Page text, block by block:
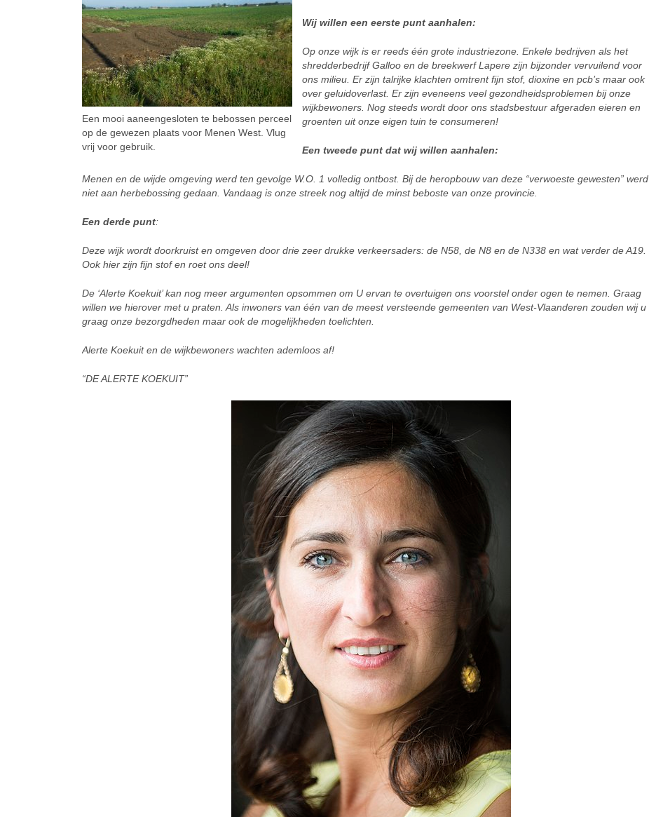
Een mooi aaneengesloten te bebossen perceel
op de gewezen plaats voor Menen West. Vlug
vrij voor gebruik.
Wij willen een eerste punt aanhalen:
Op onze wijk is er reeds één grote industriezone. Enkele bedrijven als het
shredderbedrijf Galloo en de breekwerf Lapere zijn bijzonder vervuilend voor
ons milieu. Er zijn talrijke klachten omtrent fijn stof, dioxine en pcb’s maar ook
over geluidoverlast. Er zijn eveneens veel gezondheidsproblemen bij onze
wijkbewoners. Nog steeds wordt door ons stadsbestuur afgeraden eieren en
groenten uit onze eigen tuin te consumeren!
Een tweede punt dat wij willen aanhalen:
Menen en de wijde omgeving werd ten gevolge W.O. 1 volledig ontbost. Bij de heropbouw van deze “verwoeste gewesten” werd
niet aan herbebossing gedaan. Vandaag is onze streek nog altijd de minst beboste van onze provincie.
Een derde punt:
Deze wijk wordt doorkruist en omgeven door drie zeer drukke verkeersaders: de N58, de N8 en de N338 en wat verder de A19.
Ook hier zijn fijn stof en roet ons deel!
De ‘Alerte Koekuit’ kan nog meer argumenten opsommen om U ervan te overtuigen ons voorstel onder ogen te nemen. Graag
willen we hierover met u praten. Als inwoners van één van de meest versteende gemeenten van West-Vlaanderen zouden wij u
graag onze bezorgdheden maar ook de mogelijkheden toelichten.
Alerte Koekuit en de wijkbewoners wachten ademloos af!
“DE ALERTE KOEKUIT”